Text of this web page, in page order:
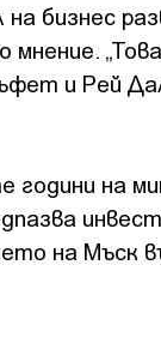
бизнес
мнение.
и Рей
години на
на Мъск